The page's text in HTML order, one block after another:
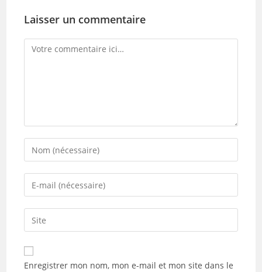
Laisser un commentaire
Comment
Enter
your
name
comment
Enter
your
email
address
comment
Saisir
l’URL
de
votre
Enregistrer mon nom, mon e-mail et mon site dans le